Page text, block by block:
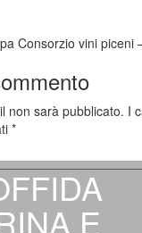
E
Consorzio vini piceni
non sarà pubblicato. I
*